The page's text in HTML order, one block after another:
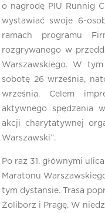
o nagrodę PIU Runnig
wystawiać swoje 6-
ramach programu
rozgrywanego w
Warszawskiego. W
sobotę 26 września,
września. Celem
aktywnego spędzania
akcji charytatywnej
Warszawski”.
Po raz 31. głównymi
Maratonu
tym dystansie. Trasa
Żoliborz i Pragę. W